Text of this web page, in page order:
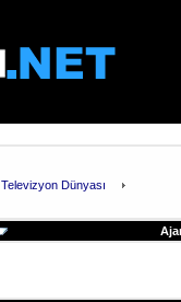
Televizyon Dünyası